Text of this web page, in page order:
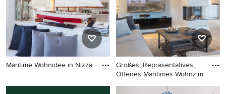
Maritime Wohnidee in Nizza
Großes, Repräsentatives,
Offenes Maritimes Wohnzim
Großes, Repräsentatives,